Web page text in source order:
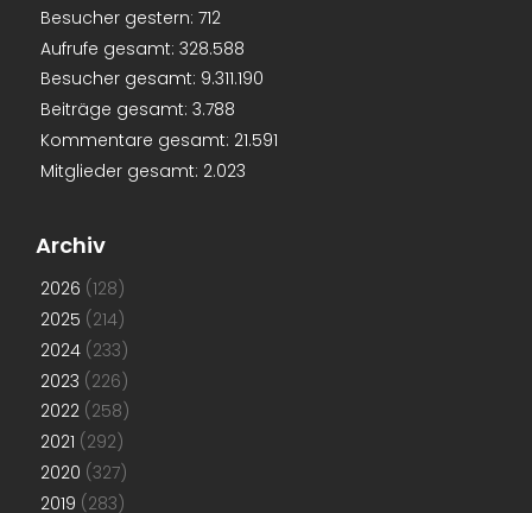
Besucher gestern: 712
Aufrufe gesamt: 328.588
Besucher gesamt: 9.311.190
Beiträge gesamt: 3.788
Kommentare gesamt: 21.591
Mitglieder gesamt: 2.023
Archiv
2026 (128)
2025 (214)
2024 (233)
2023 (226)
2022 (258)
2021 (292)
2020 (327)
2019 (283)